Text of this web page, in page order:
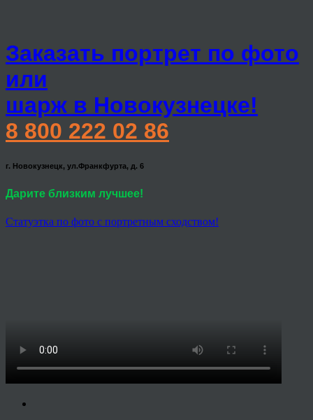
Заказать портрет по фото
или
шарж в Новокузнецке!
8 800 222 02 86
г. Новокузнецк, ул.Франкфурта, д. 6
Дарите близким лучшее!
Статуэтка по фото с портретным сходством!